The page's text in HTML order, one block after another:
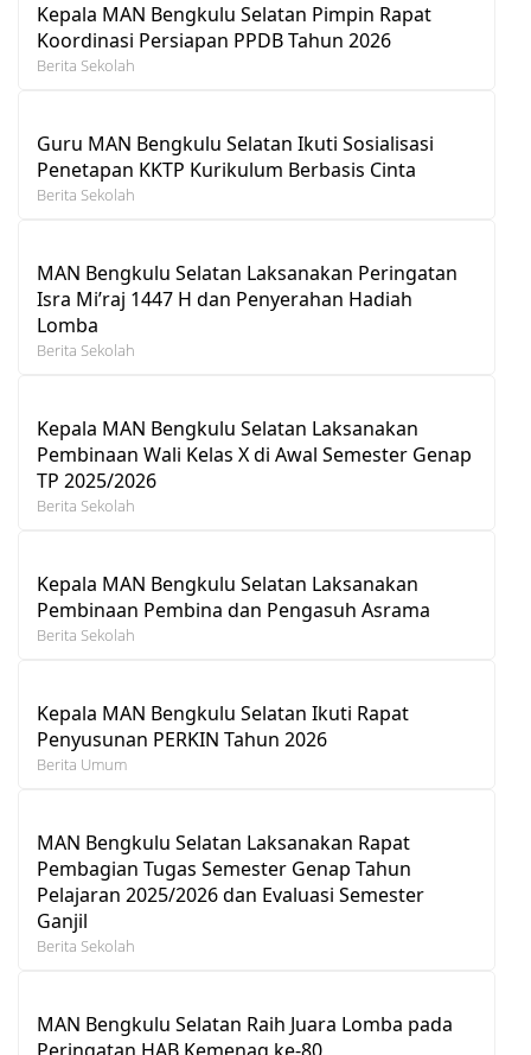
Kepala MAN Bengkulu Selatan Pimpin Rapat
Koordinasi Persiapan PPDB Tahun 2026
Berita Sekolah
Guru MAN Bengkulu Selatan Ikuti Sosialisasi
Penetapan KKTP Kurikulum Berbasis Cinta
Berita Sekolah
MAN Bengkulu Selatan Laksanakan Peringatan
Isra Mi’raj 1447 H dan Penyerahan Hadiah
Lomba
Berita Sekolah
Kepala MAN Bengkulu Selatan Laksanakan
Pembinaan Wali Kelas X di Awal Semester Genap
TP 2025/2026
Berita Sekolah
Kepala MAN Bengkulu Selatan Laksanakan
Pembinaan Pembina dan Pengasuh Asrama
Berita Sekolah
Kepala MAN Bengkulu Selatan Ikuti Rapat
Penyusunan PERKIN Tahun 2026
Berita Umum
MAN Bengkulu Selatan Laksanakan Rapat
Pembagian Tugas Semester Genap Tahun
Pelajaran 2025/2026 dan Evaluasi Semester
Ganjil
Berita Sekolah
MAN Bengkulu Selatan Raih Juara Lomba pada